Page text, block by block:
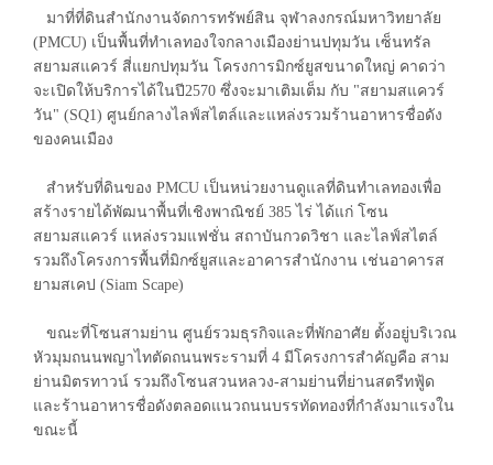
มาที่ที่ดินสำนักงานจัดการทรัพย์สิน จุฬาลงกรณ์มหาวิทยาลัย
(PMCU) เป็นพื้นที่ทำเลทองใจกลางเมืองย่านปทุมวัน เซ็นทรัล
สยามสแควร์ สี่แยกปทุมวัน โครงการมิกซ์ยูสขนาดใหญ่ คาดว่า
จะเปิดให้บริการได้ในปี2570 ซึ่งจะมาเติมเต็ม กับ "สยามสแควร์
วัน" (SQ1) ศูนย์กลางไลฟ์สไตล์และแหล่งรวมร้านอาหารชื่อดัง
ของคนเมือง
สำหรับที่ดินของ PMCU เป็นหน่วยงานดูแลที่ดินทำเลทองเพื่อ
สร้างรายได้พัฒนาพื้นที่เชิงพาณิชย์ 385 ไร่ ได้แก่ โซน
สยามสแควร์ แหล่งรวมแฟชั่น สถาบันกวดวิชา และไลฟ์สไตล์
รวมถึงโครงการพื้นที่มิกซ์ยูสและอาคารสำนักงาน เช่นอาคารส
ยามสเคป (Siam Scape)
ขณะที่โซนสามย่าน ศูนย์รวมธุรกิจและที่พักอาศัย ตั้งอยู่บริเวณ
หัวมุมถนนพญาไทตัดถนนพระรามที่ 4 มีโครงการสำคัญคือ สาม
ย่านมิตรทาวน์ รวมถึงโซนสวนหลวง-สามย่านที่ย่านสตรีทฟู้ด
และร้านอาหารชื่อดังตลอดแนวถนนบรรทัดทองที่กำลังมาแรงใน
ขณะนี้